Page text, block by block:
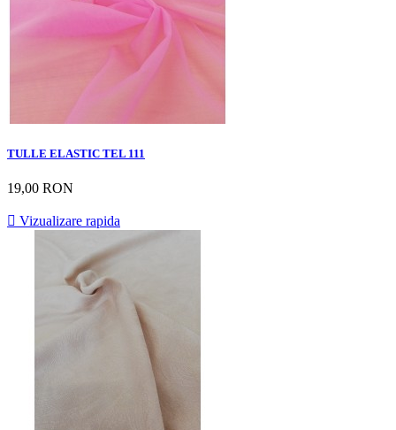
TULLE ELASTIC TEL 111
19,00 RON
 Vizualizare rapida